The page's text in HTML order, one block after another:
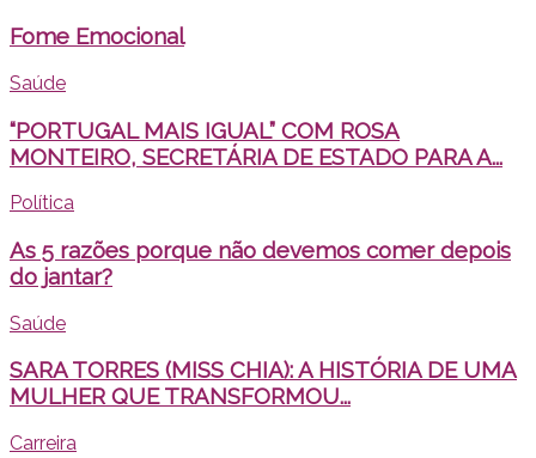
Fome Emocional
Saúde
“PORTUGAL MAIS IGUAL” COM ROSA
MONTEIRO, SECRETÁRIA DE ESTADO PARA A...
Política
As 5 razões porque não devemos comer depois
do jantar?
Saúde
SARA TORRES (MISS CHIA): A HISTÓRIA DE UMA
MULHER QUE TRANSFORMOU...
Carreira